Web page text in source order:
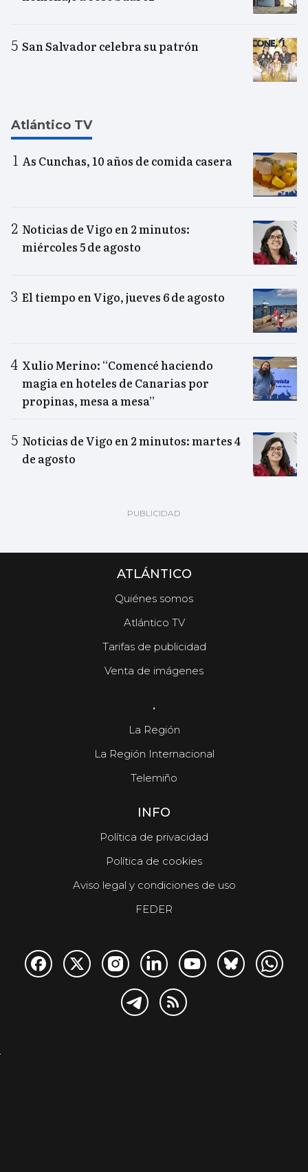
San Salvador celebra su patrón
Atlántico TV
As Cunchas, 10 años de comida casera
Noticias de Vigo en 2 minutos:
miércoles 5 de agosto
El tiempo en Vigo, jueves 6 de agosto
Xulio Merino: “Comencé haciendo
magia en hoteles de Canarias por
propinas, mesa a mesa”
Noticias de Vigo en 2 minutos: martes 4
de agosto
ATLÁNTICO
Quiénes somos
Atlántico TV
Tarifas de publicidad
Venta de imágenes
.
La Región
La Región Internacional
Telemiño
INFO
Política de privacidad
Política de cookies
Aviso legal y condiciones de uso
FEDER